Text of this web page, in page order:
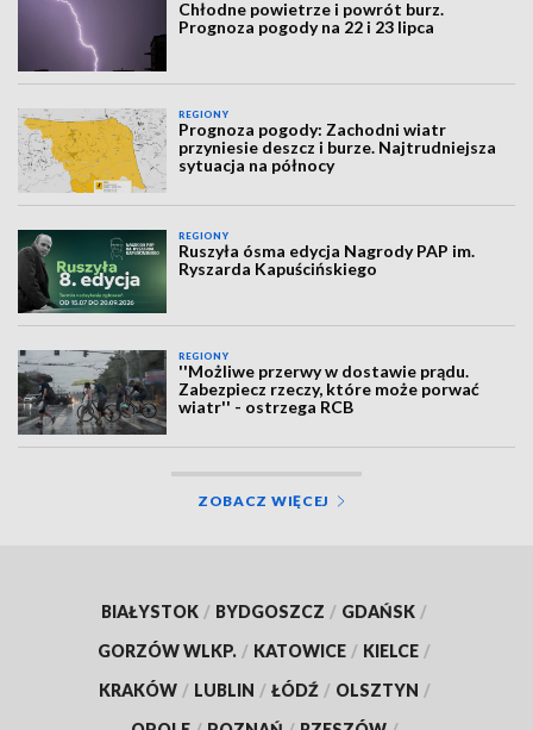
Chłodne powietrze i powrót burz.
Prognoza pogody na 22 i 23 lipca
REGIONY
Prognoza pogody: Zachodni wiatr
przyniesie deszcz i burze. Najtrudniejsza
sytuacja na północy
REGIONY
Ruszyła ósma edycja Nagrody PAP im.
Ryszarda Kapuścińskiego
REGIONY
''Możliwe przerwy w dostawie prądu.
Zabezpiecz rzeczy, które może porwać
wiatr'' - ostrzega RCB
ZOBACZ WIĘCEJ
BIAŁYSTOK / BYDGOSZCZ / GDAŃSK /
GORZÓW WLKP. / KATOWICE / KIELCE /
KRAKÓW / LUBLIN / ŁÓDŹ / OLSZTYN /